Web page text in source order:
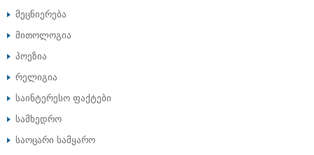
მეცნიერება
მითოლოგია
პოეზია
რელიგია
საინტერესო ფაქტები
სამხედრო
საოცარი სამყარო